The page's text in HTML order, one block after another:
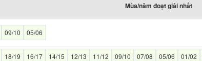
Mùa/năm đoạt giải nhất
09/10 05/06
18/19 16/17 14/15 12/13 11/12 09/10 07/08 05/06 01/02